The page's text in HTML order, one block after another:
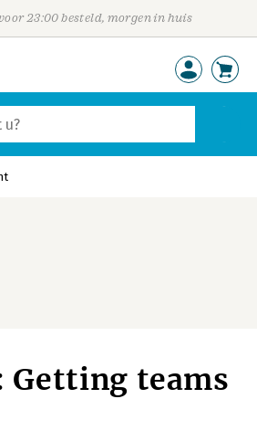
23:00 besteld, morgen in huis
Getting teams